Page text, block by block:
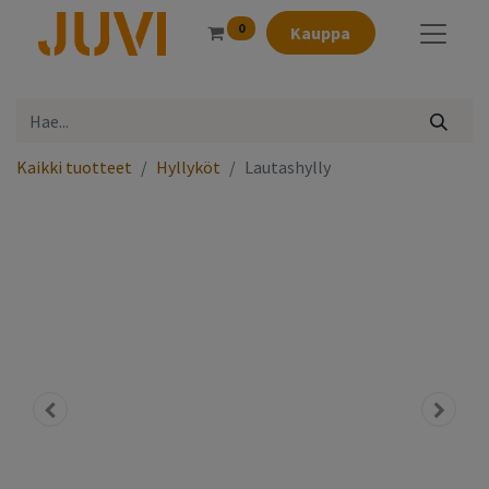
0 Kauppa
Kaikki tuotteet Hyllyköt Lautashylly